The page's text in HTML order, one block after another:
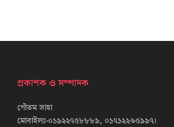
প্রকাশক ও সম্পাদক
গৌতম সাহা
মোবাইলঃ-০১৯২২৭৫৮৮৮৯, ০১৭১২২৬৫৯৯৭।